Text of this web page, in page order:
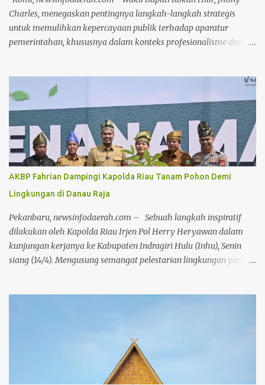
diharapkan tata kelola pemerintahan yang baik dan
pemerintahan yang baik bisa terwuj...
Charles, menegaskan pentingnya langkah-langkah strategis
untuk memulihkan kepercayaan publik terhadap aparatur
pemerintahan, khususnya dalam konteks profesionalisme dan
Wabup menyoroti bahwa kepercayaan masyarakat dapat terkikis
apabila ASN terus bertahan dalam zona nyaman yang diwariskan
oleh sistem birokrasi feodal. Menurutnya, stagnasi kinerja yang
disebabkan oleh pola pikir birokratis harus segera ditinggalkan.
"Sudah terlalu lama ASN terjebak dalam kenyamanan semu yang
dibentuk oleh budaya birokrasi lama. Ini harus direformasi secara
menyeluruh agar produktivitas aparatur negara dapat
ditingkatkan,"ujar Jhony Charles di hadapan seluruh peserta apel.
Lebih lanjut, Wabup Jhony menyampaikan keprihatinannya
terhadap dinamika media sosial yang dalam beberapa hari
terakhir dipenuhi oleh komenta...
AKBP Fahrian Dampingi Kapolda Riau Tanam Pohon Demi
Lingkungan di Danau Raja
Pekanbaru, newsinfodaerah.com – Sebuah langkah inspiratif
dilakukan oleh Kapolda Riau Irjen Pol Herry Heryawan dalam
kunjungan kerjanya ke Kabupaten Indragiri Hulu (Inhu), Senin
siang (14/4). Mengusung semangat pelestarian lingkungan yang
dari Mapolres, Polsek, Koramil, hingga kantor pemerintahan di
jajaran Pemkab Inhu, bahkan hingga ke tingkat desa. Kedatangan
Kapolda Riau disambut hangat oleh jajaran Forkopimda Inhu,